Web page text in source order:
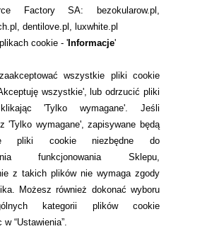
Factory SA: bezokularow.pl,
dentilove.pl, luxwhite.pl
cookie - 'Informacje'
wszystkie pliki cookie
wszystkie', lub odrzucić pliki
'Tylko wymagane'. Jeśli
'Tylko wymagane', zapisywane będą
pliki cookie niezbędne do
funkcjonowania Sklepu,
z takich plików nie wymaga zgody
Możesz również dokonać wyboru
kategorii plików cookie
w “Ustawienia”.
od umowy)
ZGODY NA CIASTECZKA
42
72